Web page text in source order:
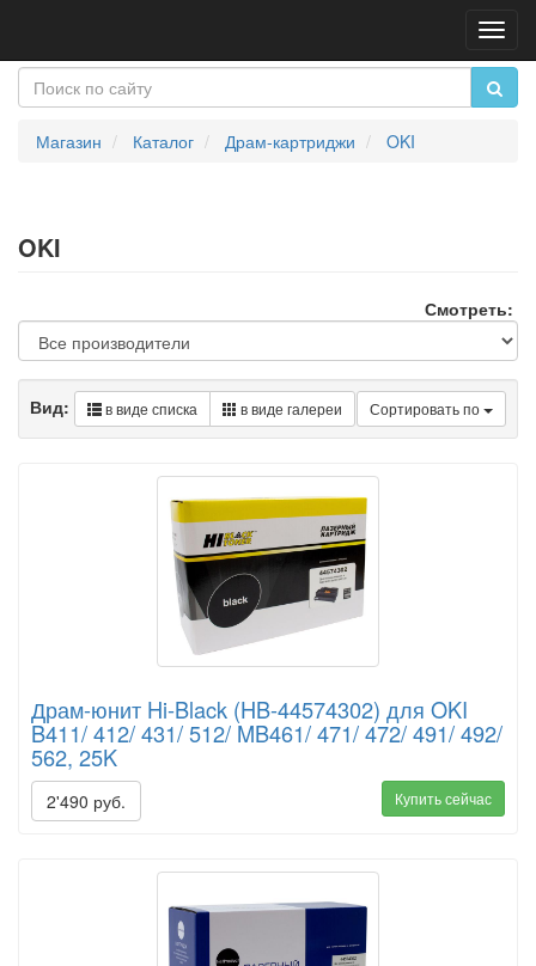
Магазин Каталог Драм-картриджи OKI
OKI
Смотреть:
Сортировать по
Вид: в виде списка в виде галереи
Драм-юнит Hi-Black (HB-44574302) для OKI
B411/ 412/ 431/ 512/ MB461/ 471/ 472/ 491/ 492/
562, 25K
2'490 руб. Купить сейчас